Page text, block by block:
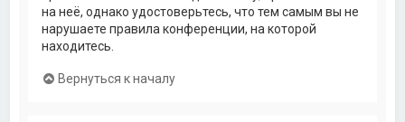
на неё, однако удостоверьтесь, что тем самым вы не
нарушаете правила конференции, на которой
находитесь.
Вернуться к началу